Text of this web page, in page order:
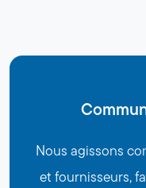
Nous agissons
et fournisseurs,